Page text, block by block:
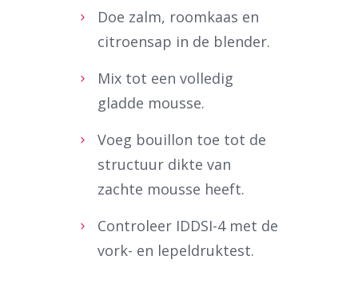
Waar ben je naar op zoek?
Doe zalm, roomkaas en
citroensap in de blender.
Mix tot een volledig
gladde mousse.
Voeg bouillon toe tot de
structuur dikte van
zachte mousse heeft.
Controleer IDDSI-4 met de
vork- en lepeldruktest.